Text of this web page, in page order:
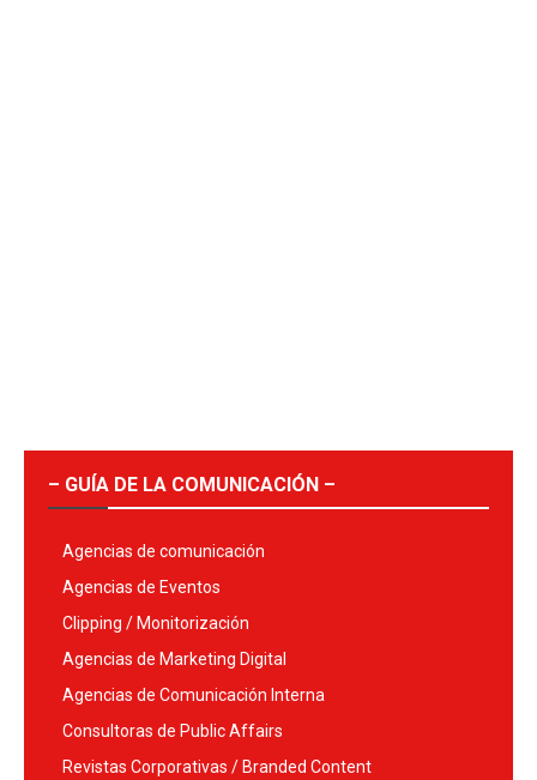
– GUÍA DE LA COMUNICACIÓN –
Agencias de comunicación
Agencias de Eventos
Clipping / Monitorización
Agencias de Marketing Digital
Agencias de Comunicación Interna
Consultoras de Public Affairs
Revistas Corporativas / Branded Content